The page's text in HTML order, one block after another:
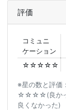
評価
コミュニ
ケーション
☆☆☆☆☆
※星の数と評
☆☆☆☆(良か
良くなかった